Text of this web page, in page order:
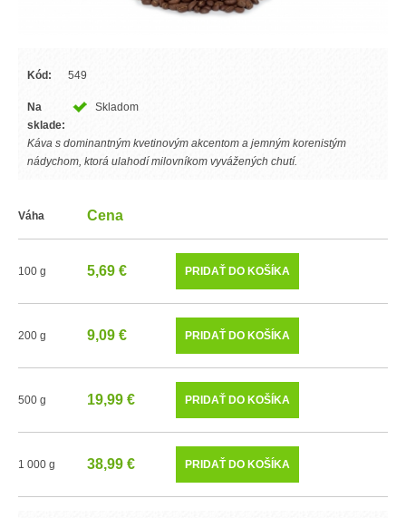
Kód: 549
Na
sklade:
Skladom
Káva s dominantným kvetinovým akcentom a jemným korenistým
nádychom, ktorá ulahodí milovníkom vyvážených chutí.
Váha Cena
100 g 5,69 €
200 g 9,09 €
500 g 19,99 €
1 000 g 38,99 €